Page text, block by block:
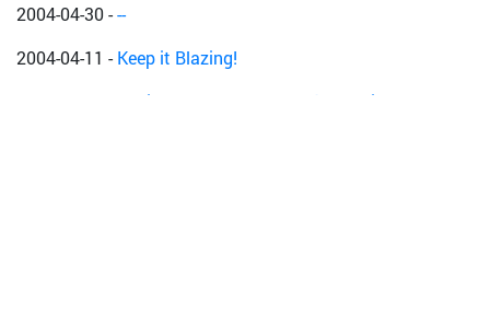
2004-04-30---
2004-04-11 -Keep it Blazing!
A Tribute to Coxone Dodd`s Studio One